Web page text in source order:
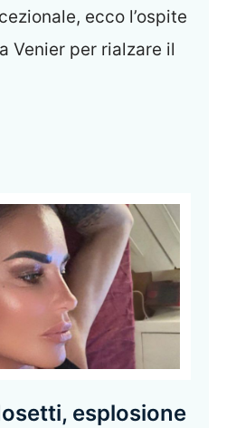
ecco l’ospite
Venier per rialzare il
esplosione